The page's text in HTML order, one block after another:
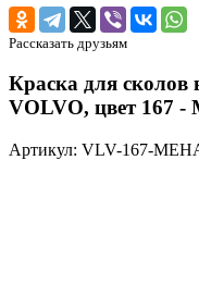
Рассказать друзьям
Краска для сколов
VOLVO, цвет 167 -
Артикул: VLV-167-